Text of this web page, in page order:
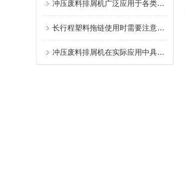
冲压废料排屑机广泛应用于各类数控机床加工中心
长行程塑料拖链使用时需要注意哪些方面?
冲压废料排屑机在实际应用中具有的优点